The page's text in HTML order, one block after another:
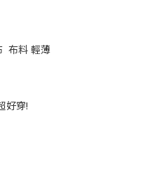
布料 輕薄
好穿!